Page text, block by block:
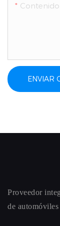
Contenido
ENVIAR
Proveedor
de